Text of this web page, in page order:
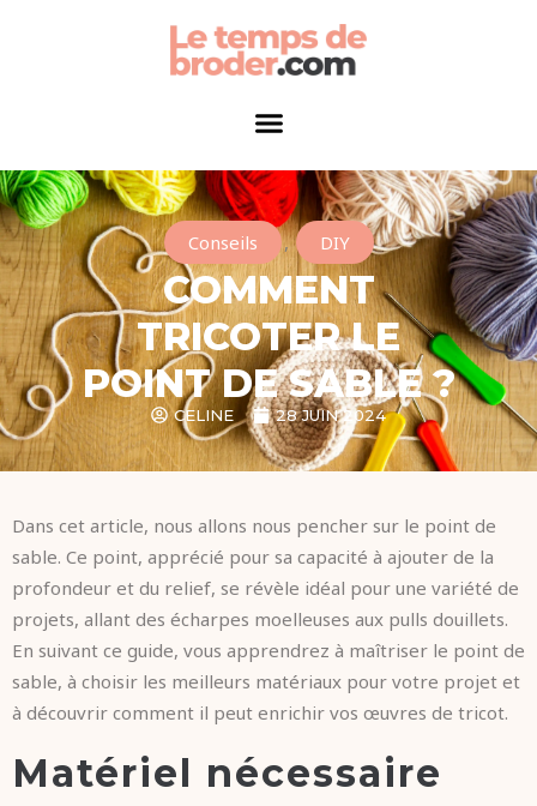
Conseils , DIY
COMMENT
TRICOTER LE
POINT DE SABLE ?
CELINE 28 JUIN 2024
Dans cet article, nous allons nous pencher sur le point de
sable. Ce point, apprécié pour sa capacité à ajouter de la
profondeur et du relief, se révèle idéal pour une variété de
projets, allant des écharpes moelleuses aux pulls douillets.
En suivant ce guide, vous apprendrez à maîtriser le point de
sable, à choisir les meilleurs matériaux pour votre projet et
à découvrir comment il peut enrichir vos œuvres de tricot.
Matériel nécessaire